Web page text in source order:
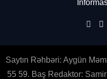
Saytın Rəhbəri: Aygün
55 59. Baş Redaktor: